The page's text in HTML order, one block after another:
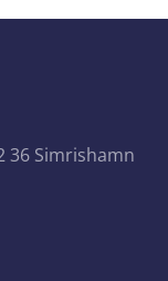
36 Simrishamn